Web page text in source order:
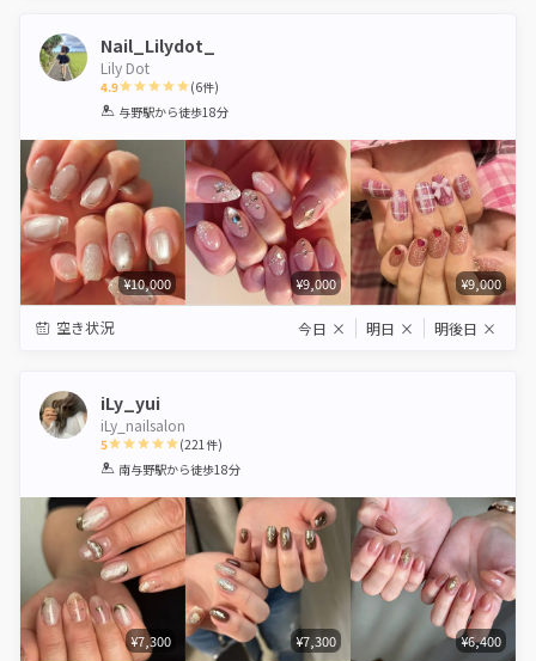
Nail_Lilydot_
Lily Dot
4.9
1 2 3 4 5
(6件)
与野駅から徒歩18分
¥10,000 ¥9,000 ¥9,000
空き状況 今日 × 明日 × 明後日 ×
iLy_yui
iLy_nailsalon
5
1 2 3 4 5
(221件)
南与野駅から徒歩18分
¥7,300 ¥7,300 ¥6,400